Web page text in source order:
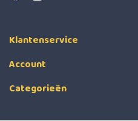
Klantenservice
Account
Categorieën